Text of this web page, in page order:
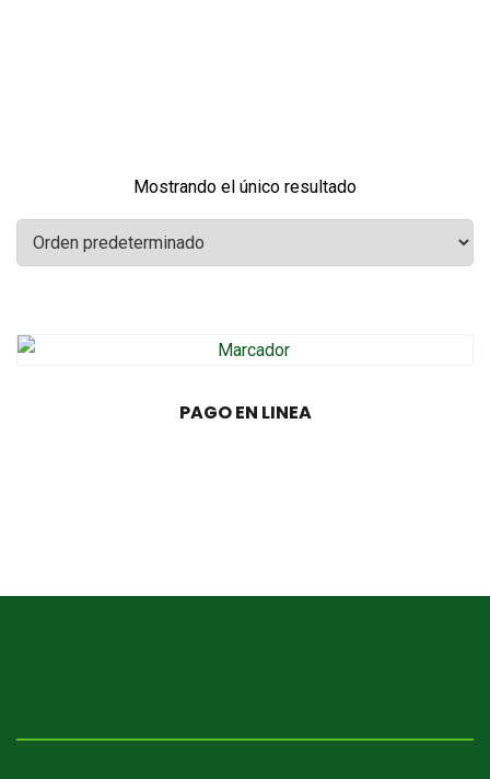
Mostrando el único resultado
PAGO EN LINEA